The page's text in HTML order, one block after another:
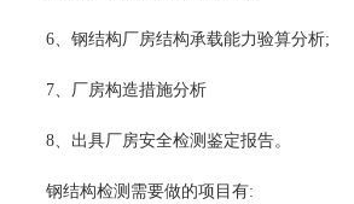
6、钢结构厂房结构承载能力验算分析;
7、厂房构造措施分析
8、出具厂房安全检测鉴定报告。
钢结构检测需要做的项目有: